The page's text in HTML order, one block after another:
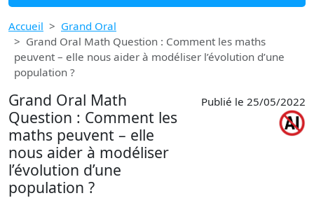
Accueil
Grand Oral
Grand Oral Math Question : Comment les maths
peuvent – elle nous aider à modéliser l’évolution d’une
population ?
Grand Oral Math
Question : Comment les
maths peuvent – elle
nous aider à modéliser
l’évolution d’une
population ?
Publié le 25/05/2022